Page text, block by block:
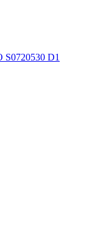
S0720530 D1